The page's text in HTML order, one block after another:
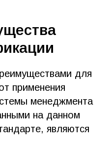
для
применения
менеджмента
на данном
являются